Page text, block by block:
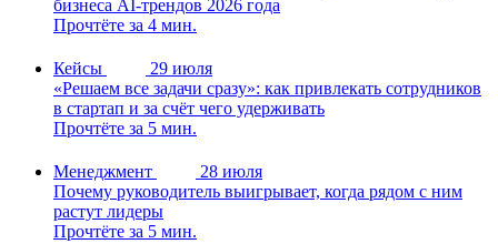
бизнеса AI-трендов 2026 года
Прочтёте за 4 мин.
Кейсы
29 июля
«Решаем все задачи сразу»: как привлекать сотрудников
в стартап и за счёт чего удерживать
Прочтёте за 5 мин.
Менеджмент
28 июля
Почему руководитель выигрывает, когда рядом с ним
растут лидеры
Прочтёте за 5 мин.